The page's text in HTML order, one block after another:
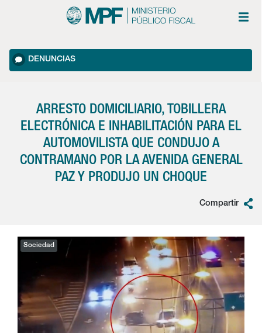
DENUNCIAS
ARRESTO DOMICILIARIO, TOBILLERA
ELECTRÓNICA E INHABILITACIÓN PARA EL
AUTOMOVILISTA QUE CONDUJO A
CONTRAMANO POR LA AVENIDA GENERAL
PAZ Y PRODUJO UN CHOQUE
Compartir
Sociedad